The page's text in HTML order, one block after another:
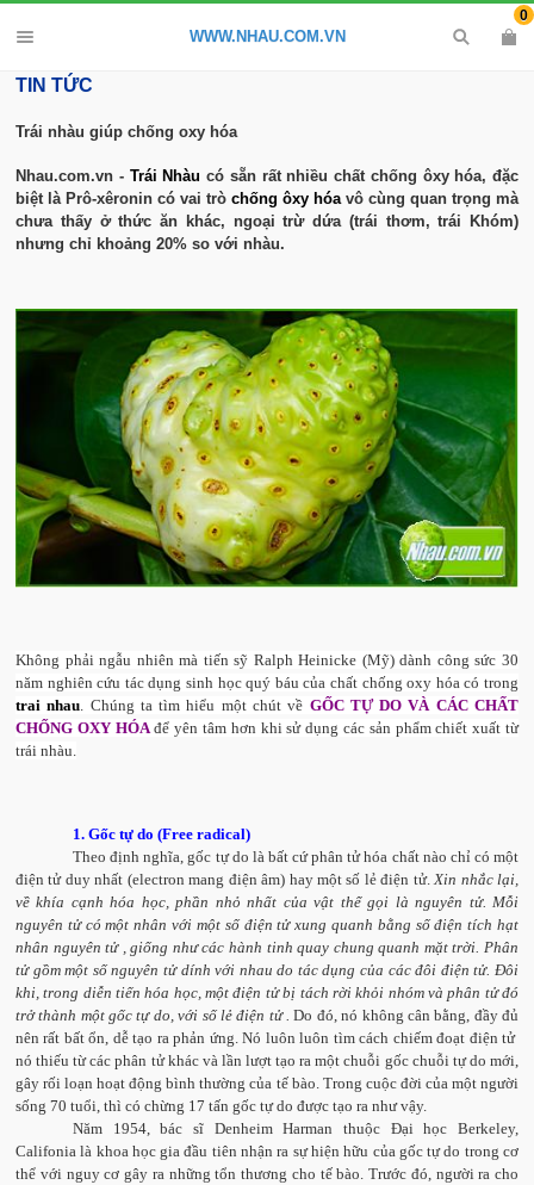
WWW.NHAU.COM.VN
0
TIN TỨC
Trái nhàu giúp chống oxy hóa
Nhau.com.vn - Trái Nhàu có sẵn rất nhiều chất chống ôxy hóa, đặc
biệt là Prô-xêronin có vai trò chống ôxy hóa vô cùng quan trọng mà
chưa thấy ở thức ăn khác, ngoại trừ dứa (trái thơm, trái Khóm)
nhưng chỉ khoảng 20% so với nhàu.
Không phải ngẫu nhiên mà tiến sỹ Ralph Heinicke (Mỹ) dành công sức 30
năm nghiên cứu tác dụng sinh học quý báu của chất chống oxy hóa có trong
trai nhau. Chúng ta tìm hiểu một chút về GỐC TỰ DO VÀ CÁC CHẤT
CHỐNG OXY HÓAđể yên tâm hơn khi sử dụng các sản phẩm chiết xuất từ
trái nhàu.
1. Gốc tự do (Free radical)
Theo định nghĩa, gốc tự do là bất cứ phân tử hóa chất nào chỉ có một
điện tử duy nhất (electron mang điện âm) hay một số lẻ điện tử.Xin nhắc lại,
về khía cạnh hóa học, phần nhỏ nhất của vật thể gọi là nguyên tử. Mỗi
nguyên tử có một nhân với một số điện tử xung quanh bằng số điện tích hạt
nhân nguyên tử , giống như các hành tinh quay chung quanh mặt trời. Phân
tử gồm một số nguyên tử dính với nhau do tác dụng của các đôi điện tử. Đôi
khi, trong diễn tiến hóa học, một điện tử bị tách rời khỏi nhóm và phân tử đó
trở thành một gốc tự do, với số lẻ điện tử . Do đó, nó không cân bằng, đầy đủ
nên rất bất ổn, dễ tạo ra phản ứng. Nó luôn luôn tìm cách chiếm đoạt điện tử
nó thiếu từ các phân tử khác và lần lượt tạo ra một chuỗi gốc chuỗi tự do mới,
gây rối loạn hoạt động bình thường của tế bào. Trong cuộc đời của một người
sống 70 tuổi, thì có chừng 17 tấn gốc tự do được tạo ra như vậy.
Năm 1954, bác sĩ Denheim Harman thuộc Đại học Berkeley,
Califonia là khoa học gia đầu tiên nhận ra sự hiện hữu của gốc tự do trong cơ
thể với nguy cơ gây ra những tổn thương cho tế bào. Trước đó, người ra cho